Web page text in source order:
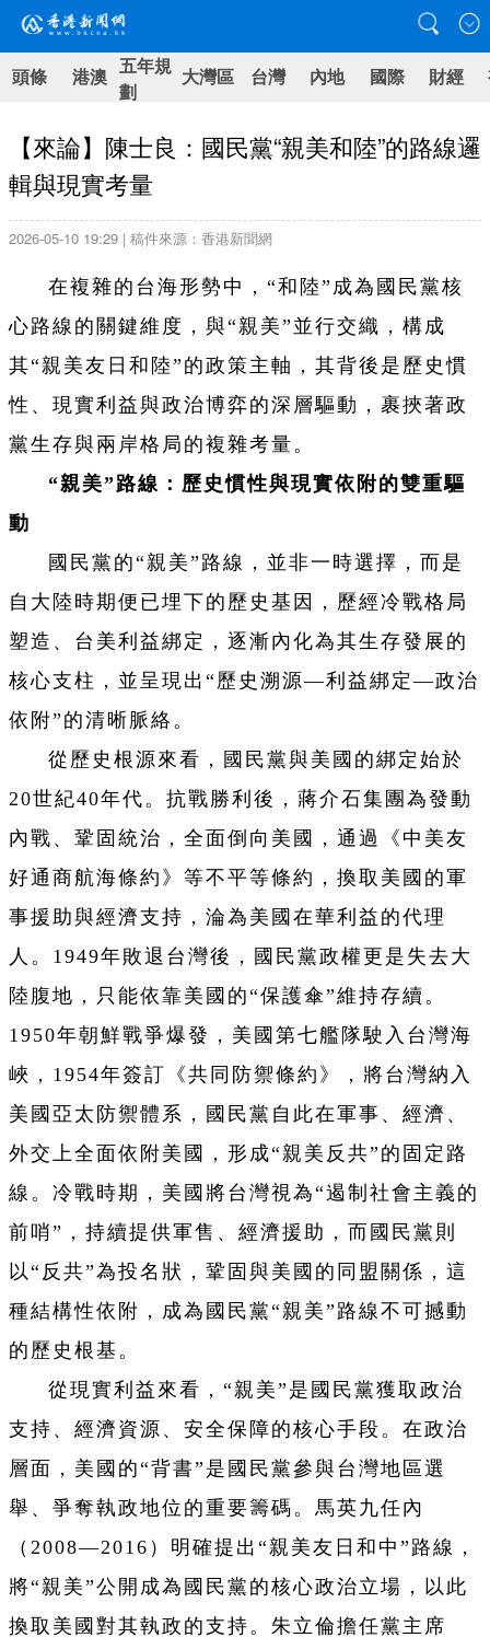
頭條 港澳 五年規
劃
大灣區 台灣 內地 國際 財經
【來論】陳士良：國民黨“親美和陸”的路線邏
輯與現實考量
2026-05-10 19:29 | 稿件來源：香港新聞網
在複雜的台海形勢中，“和陸”成為國民黨核
心路線的關鍵維度，與“親美”並行交織，構成
其“親美友日和陸”的政策主軸，其背後是歷史慣
性、現實利益與政治博弈的深層驅動，裹挾著政
黨生存與兩岸格局的複雜考量。
“親美”路線：歷史慣性與現實依附的雙重驅
動
國民黨的“親美”路線，並非一時選擇，而是
自大陸時期便已埋下的歷史基因，歷經冷戰格局
塑造、台美利益綁定，逐漸內化為其生存發展的
核心支柱，並呈現出“歷史溯源—利益綁定—政治
依附”的清晰脈絡。
從歷史根源來看，國民黨與美國的綁定始於
20世紀40年代。抗戰勝利後，蔣介石集團為發動
內戰、鞏固統治，全面倒向美國，通過《中美友
好通商航海條約》等不平等條約，換取美國的軍
事援助與經濟支持，淪為美國在華利益的代理
人。1949年敗退台灣後，國民黨政權更是失去大
陸腹地，只能依靠美國的“保護傘”維持存續。
1950年朝鮮戰爭爆發，美國第七艦隊駛入台灣海
峽，1954年簽訂《共同防禦條約》，將台灣納入
美國亞太防禦體系，國民黨自此在軍事、經濟、
外交上全面依附美國，形成“親美反共”的固定路
線。冷戰時期，美國將台灣視為“遏制社會主義的
前哨”，持續提供軍售、經濟援助，而國民黨則
以“反共”為投名狀，鞏固與美國的同盟關係，這
種結構性依附，成為國民黨“親美”路線不可撼動
的歷史根基。
從現實利益來看，“親美”是國民黨獲取政治
支持、經濟資源、安全保障的核心手段。在政治
層面，美國的“背書”是國民黨參與台灣地區選
舉、爭奪執政地位的重要籌碼。馬英九任內
（2008—2016）明確提出“親美友日和中”路線，
將“親美”公開成為國民黨的核心政治立場，以此
換取美國對其執政的支持。朱立倫擔任黨主席